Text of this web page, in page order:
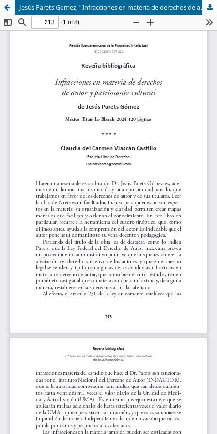
Jesús Parets Gómez, "Infracciones en materia de derechos de autor y patrimonio cultural"